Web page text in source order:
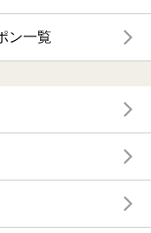
ン一覧